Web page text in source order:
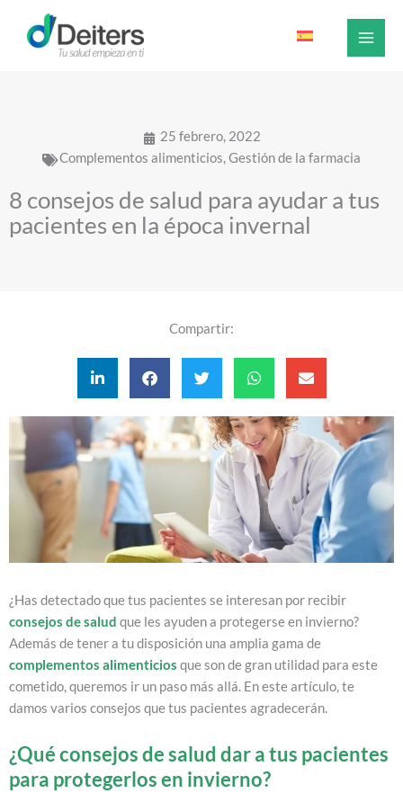
contenido
25 febrero, 2022
Complementos alimenticios,Gestión de la farmacia
8 consejos de salud para ayudar a tus
pacientes en la época invernal
Compartir:
¿Has detectado que tus pacientes se interesan por recibir
consejos de salud que les ayuden a protegerse en invierno?
Además de tener a tu disposición una amplia gama de
complementos alimenticios que son de gran utilidad para este
cometido, queremos ir un paso más allá. En este artículo, te
damos varios consejos que tus pacientes agradecerán.
¿Qué consejos de salud dar a tus pacientes
para protegerlos en invierno?